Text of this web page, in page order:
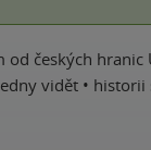
českých hranic
vidět • historii